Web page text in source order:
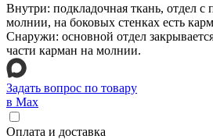
Внутри: подкладочная ткань, отдел с
молнии, на боковых стенках есть
Снаружи: основной отдел
части карман на молнии.
Задать вопрос по товару
в Max
Оплата и доставка